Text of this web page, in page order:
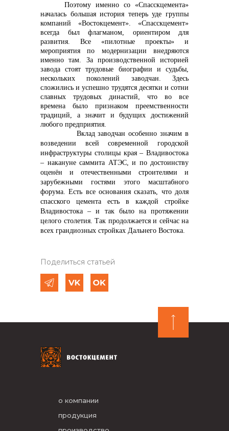
Поэтому именно со «Спасскцемента»
началась большая история теперь уде группы
компаний «Востокцемент». «Спасскцемент»
всегда был флагманом, ориентиром для
развития. Все «пилотные проекты» и
мероприятия по модернизации внедряются
именно там. За производственной историей
завода стоят трудовые биографии и судьбы,
нескольких поколений заводчан. Здесь
сложились и успешно трудятся десятки и сотни
славных трудовых династий, что во все
времена было признаком преемственности
традиций, а значит и будущих достижений
любого предприятия.
Вклад заводчан особенно значим в
возведении всей современной городской
инфраструктуры столицы края – Владивостока
– накануне саммита АТЭС, и по достоинству
оценён и отечественными строителями и
зарубежными гостями этого масштабного
форума. Есть все основания сказать, что доля
спасского цемента есть в каждой стройке
Владивостока – и так было на протяжении
целого столетия. Так продолжается и сейчас на
всех грандиозных стройках Дальнего Востока.
Поделиться статьей
о компании
продукция